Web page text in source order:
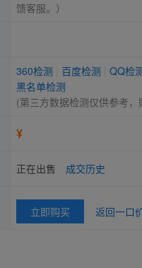
馈客服。）
360检测 百度检测
QQ检
黑名单检测
(第三方数据检测仅供参考
¥
正在出售 成交历史
立即购买 返回一口